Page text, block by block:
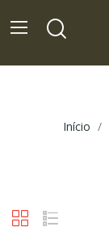
Início